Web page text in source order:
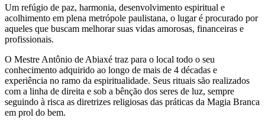
Um refúgio de paz, harmonia, desenvolvimento espiritual e
acolhimento em plena metrópole paulistana, o lugar é procurado por
aqueles que buscam melhorar suas vidas amorosas, financeiras e
profissionais.
O Mestre Antônio de Abiaxé traz para o local todo o seu
conhecimento adquirido ao longo de mais de 4 décadas e
experiência no ramo da espiritualidade. Seus rituais são realizados
com a linha de direita e sob a bênção dos seres de luz, sempre
seguindo à risca as diretrizes religiosas das práticas da Magia Branca
em prol do bem.